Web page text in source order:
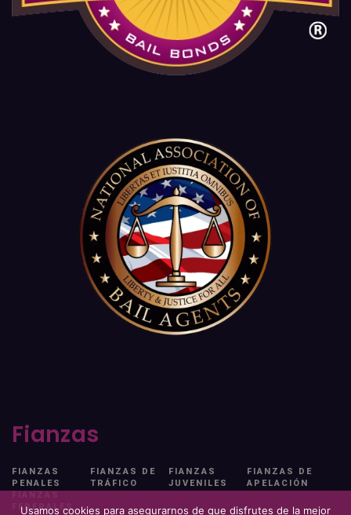
Fianzas
FIANZAS
PENALES
FIANZAS DE
TRÁFICO
FIANZAS
JUVENILES
FIANZAS DE
APELACIÓN
FEDERALES
Usamos cookies para asegurarnos de que disfrutes de la mejor